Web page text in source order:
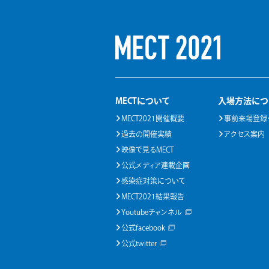
MECTについて
MECT2021開催概要
過去の開催実績
映像で見るMECT
公式メディア連載企画
感染症対策について
MECT2021結果報告
Youtubeチャンネル
公式facebook
公式twitter
入場方法に
事前来場登録
アクセス案内